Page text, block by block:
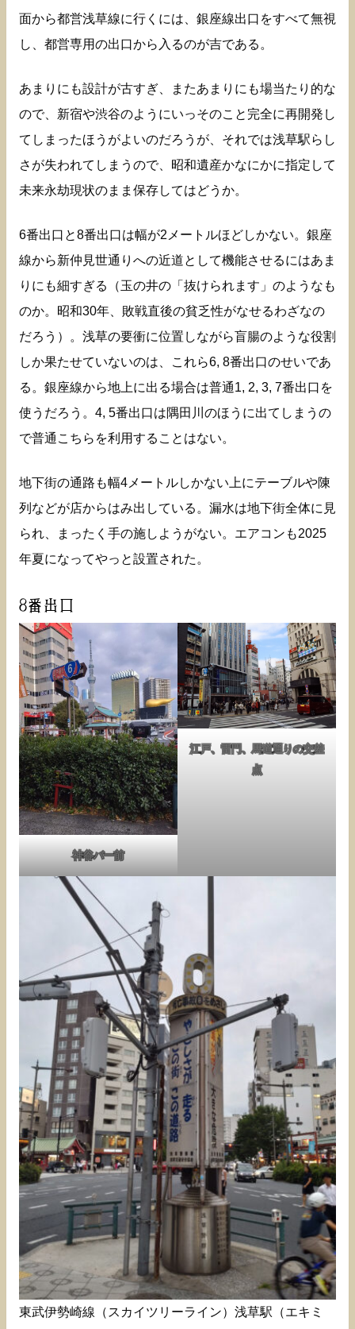
面から都営浅草線に行くには、銀座線出口をすべて無視
し、都営専用の出口から入るのが吉である。
あまりにも設計が古すぎ、またあまりにも場当たり的な
ので、新宿や渋谷のようにいっそのこと完全に再開発し
てしまったほうがよいのだろうが、それでは浅草駅らし
さが失われてしまうので、昭和遺産かなにかに指定して
未来永劫現状のまま保存してはどうか。
6番出口と8番出口は幅が2メートルほどしかない。銀座
線から新仲見世通りへの近道として機能させるにはあま
りにも細すぎる（玉の井の「抜けられます」のようなも
のか。昭和30年、敗戦直後の貧乏性がなせるわざなの
だろう）。浅草の要衝に位置しながら盲腸のような役割
しか果たせていないのは、これら6, 8番出口のせいであ
る。銀座線から地上に出る場合は普通1, 2, 3, 7番出口を
使うだろう。4, 5番出口は隅田川のほうに出てしまうの
で普通こちらを利用することはない。
地下街の通路も幅4メートルしかない上にテーブルや陳
列などが店からはみ出している。漏水は地下街全体に見
られ、まったく手の施しようがない。エアコンも2025
年夏になってやっと設置された。
8番出口
神谷バー前
江戸、雷門、馬道通りの交差
点
東武伊勢崎線（スカイツリーライン）浅草駅（エキミ